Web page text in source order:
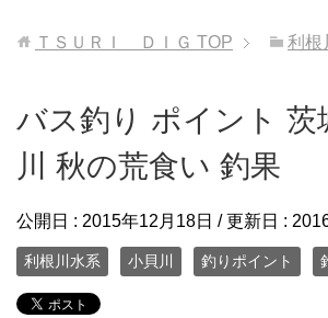
ＴＳＵＲＩ ＤＩＧ TOP 利根
バス釣り ポイント 茨
川 秋の荒食い 釣果
公開日 : 2015年12月18日 / 更新日 :
利根川水系 小貝川 釣りポイント